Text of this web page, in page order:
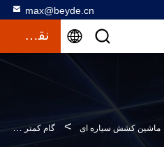
max@beyde.cn
نقل قول
ماشین کشش سیاره ای > گام کمتر دراز کردن ماشین برای کابل کنترل کابل برق